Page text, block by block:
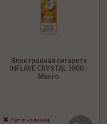
Электронная сигарета
INFLAVE CRYSTAL 1800 -
Манго
Нет в наличии